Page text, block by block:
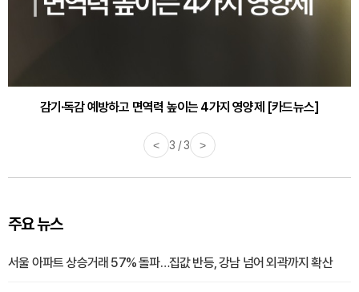
감기·독감 예방하고 면역력 높이는 4가지 영양제 [카드뉴스]
< 3 / 3 >
주요 뉴스
서울 아파트 상승거래 57% 돌파…집값 반등, 강남 넘어 외곽까지 확산